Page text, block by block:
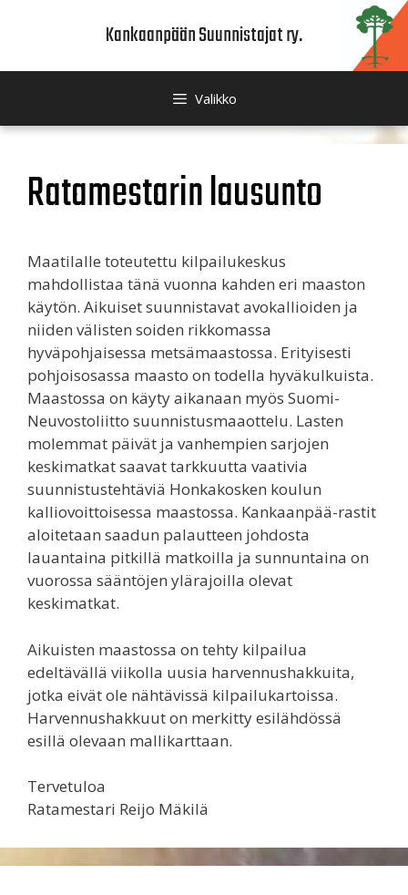
Kankaanpään Suunnistajat ry.
Valikko
Ratamestarin lausunto
Maatilalle toteutettu kilpailukeskus
mahdollistaa tänä vuonna kahden eri maaston
käytön. Aikuiset suunnistavat avokallioiden ja
niiden välisten soiden rikkomassa
hyväpohjaisessa metsämaastossa. Erityisesti
pohjoisosassa maasto on todella hyväkulkuista.
Maastossa on käyty aikanaan myös Suomi-
Neuvostoliitto suunnistusmaaottelu. Lasten
molemmat päivät ja vanhempien sarjojen
keskimatkat saavat tarkkuutta vaativia
suunnistustehtäviä Honkakosken koulun
kalliovoittoisessa maastossa. Kankaanpää-rastit
aloitetaan saadun palautteen johdosta
lauantaina pitkillä matkoilla ja sunnuntaina on
vuorossa sääntöjen ylärajoilla olevat
keskimatkat.
Aikuisten maastossa on tehty kilpailua
edeltävällä viikolla uusia harvennushakkuita,
jotka eivät ole nähtävissä kilpailukartoissa.
Harvennushakkuut on merkitty esilähdössä
esillä olevaan mallikarttaan.
Tervetuloa
Ratamestari Reijo Mäkilä